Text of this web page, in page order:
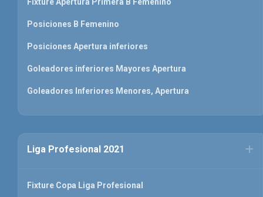
Posiciones B Femenino
Posiciones Apertura inferiores
Goleadores inferiores Mayores Apertura
Goleadores Inferiores Menores, Apertura
Liga Profesional 2021
Fixture Copa Liga Profesional